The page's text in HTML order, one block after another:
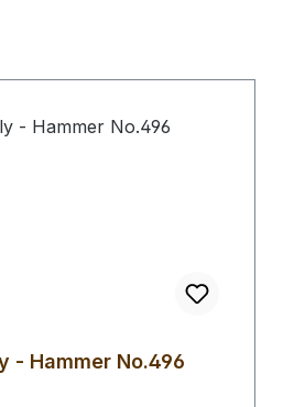
- Hammer No.496